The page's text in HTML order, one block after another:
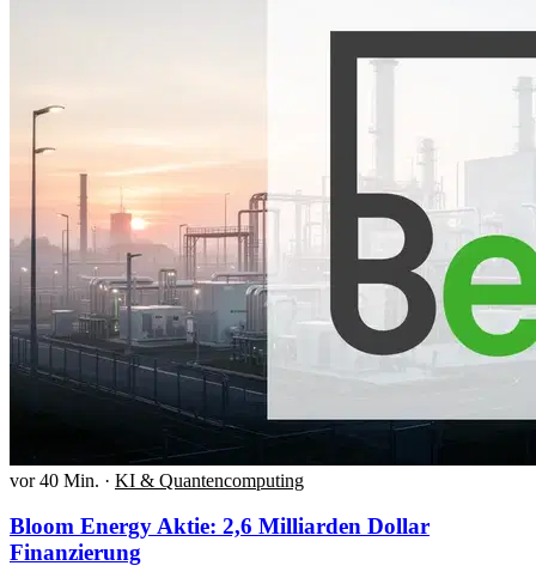
vor 40 Min. · KI & Quantencomputing
Bloom Energy Aktie: 2,6 Milliarden Dollar
Finanzierung